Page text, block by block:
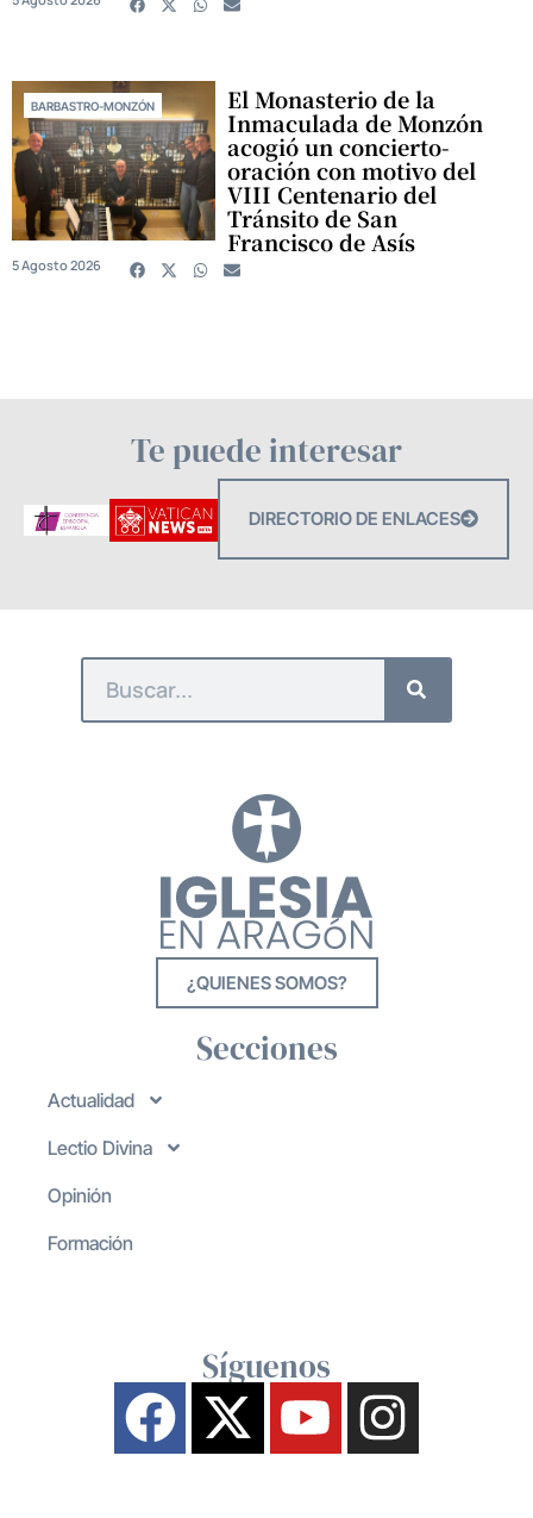
BARBASTRO-MONZÓN El Monasterio de la
Inmaculada de Monzón
acogió un concierto-
oración con motivo del
VIII Centenario del
Tránsito de San
Francisco de Asís
5 Agosto 2026
Te puede interesar
DIRECTORIO DE ENLACES
¿QUIENES SOMOS?
Secciones
Actualidad
Lectio Divina
Opinión
Formación
Síguenos